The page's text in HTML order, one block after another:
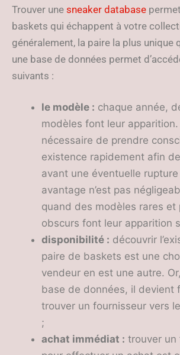
Trouver une sneaker database
baskets qui échappent à votre
généralement, la paire la plus unique
une base de données permet
suivants :
le modèle : chaque année,
modèles font leur
nécessaire de prendre
existence rapidement afin
avant une éventuelle
avantage n’est pas
quand des modèles rares et
obscurs font leur apparition
disponibilité : découvrir
paire de baskets est une
vendeur en est une autre.
base de données, il devient
trouver un fournisseur vers
;
achat immédiat : trouver un